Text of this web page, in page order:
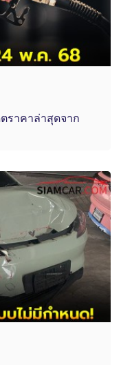
ราคาล่าสุดจาก